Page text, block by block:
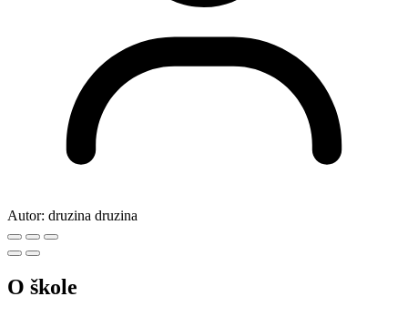
Autor: druzina druzina
O škole